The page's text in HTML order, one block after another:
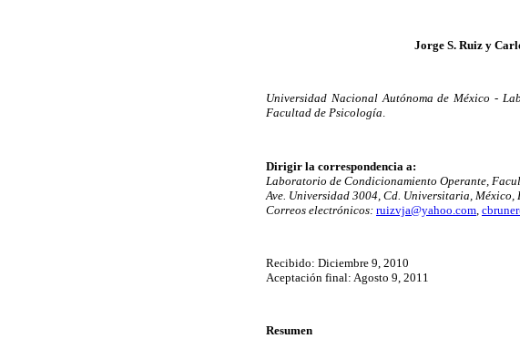
Jorge S. Ruiz y
Universidad Nacional Autónoma de México -
Facultad de Psicología.
Dirigir la correspondencia a:
Laboratorio de Condicionamiento Operante,
Ave. Universidad 3004, Cd. Universitaria, México,
Correos electrónicos: ruizvja@yahoo.com
Recibido: Diciembre 9, 2010
Aceptación final: Agosto 9, 2011
Resumen